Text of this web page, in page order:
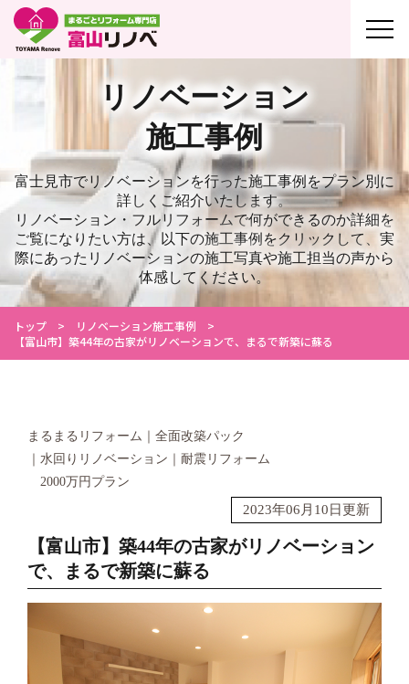
リノベーション
施工事例
富士見市でリノベーションを行った施工事例をプラン別に
詳しくご紹介いたします。
リノベーション・フルリフォームで何ができるのか詳細を
ご覧になりたい方は、 以下の施工事例をクリックして、実
際にあったリノベーションの施工写真や施工担当の声から
体感してください。
トップ
リノベーション施工事例
【富山市】築44年の古家がリノベーションで、まるで新築に蘇る
まるまるリフォーム
全面改築パック
水回りリノベーション
耐震リフォーム
2000万円プラン
2023年06月10日更新
【富山市】築44年の古家がリノベーション
で、まるで新築に蘇る